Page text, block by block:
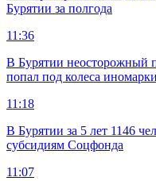
Бурятии за полгода
11:36
В Бурятии неосторожный
попал под колеса иномарки
11:18
В Бурятии за 5 лет 1146
субсидиям Соцфонда
11:07